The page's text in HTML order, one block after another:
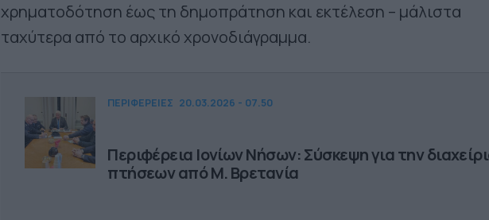
χρηματοδότηση έως τη δημοπράτηση και εκτέλεση – μάλιστα
ταχύτερα από το αρχικό χρονοδιάγραμμα.
ΠΕΡΙΦΕΡΕΙΕΣ 20.03.2026 - 07.50
Περιφέρεια Ιονίων Νήσων: Σύσκεψη για την
πτήσεων από Μ. Βρετανία